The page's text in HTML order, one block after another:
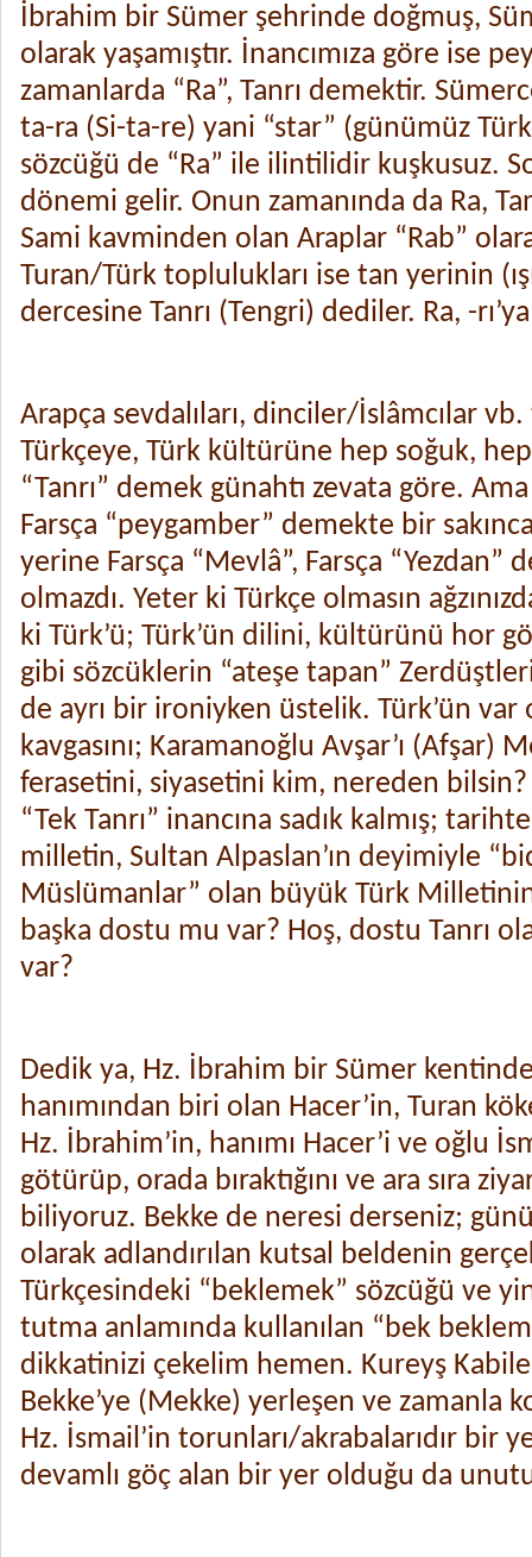
İbrahim bir Sümer şehrinde doğmuş,
olarak yaşamıştır. İnancımıza göre ise
zamanlarda “Ra”, Tanrı demektir.
ta-ra (Si-ta-re) yani “star” (günümüz
sözcüğü de “Ra” ile ilintilidir kuşkusuz.
dönemi gelir. Onun zamanında da Ra,
Sami kavminden olan Araplar “Rab”
Turan/Türk toplulukları ise tan yerinin
dercesine Tanrı (Tengri) dediler. Ra, -
Arapça sevdalıları, dinciler/İslâmcılar
Türkçeye, Türk kültürüne hep soğuk,
“Tanrı” demek günahtı zevata göre.
Farsça “peygamber” demekte bir
yerine Farsça “Mevlâ”, Farsça “Yezdan”
olmazdı. Yeter ki Türkçe olmasın
ki Türk’ü; Türk’ün dilini, kültürünü hor
gibi sözcüklerin “ateşe tapan”
de ayrı bir ironiyken üstelik. Türk’ün var
kavgasını; Karamanoğlu Avşar’ı (Afşar)
ferasetini, siyasetini kim, nereden
“Tek Tanrı” inancına sadık kalmış;
milletin, Sultan Alpaslan’ın deyimiyle
Müslümanlar” olan büyük Türk Milletinin,
başka dostu mu var? Hoş, dostu Tanrı
var?
Dedik ya, Hz. İbrahim bir Sümer
hanımından biri olan Hacer’in, Turan
Hz. İbrahim’in, hanımı Hacer’i ve oğlu
götürüp, orada bıraktığını ve ara sıra
biliyoruz. Bekke de neresi derseniz;
olarak adlandırılan kutsal beldenin
Türkçesindeki “beklemek” sözcüğü ve
tutma anlamında kullanılan “bek
dikkatinizi çekelim hemen. Kureyş
Bekke’ye (Mekke) yerleşen ve zamanla
Hz. İsmail’in torunları/akrabalarıdır bir
devamlı göç alan bir yer olduğu da